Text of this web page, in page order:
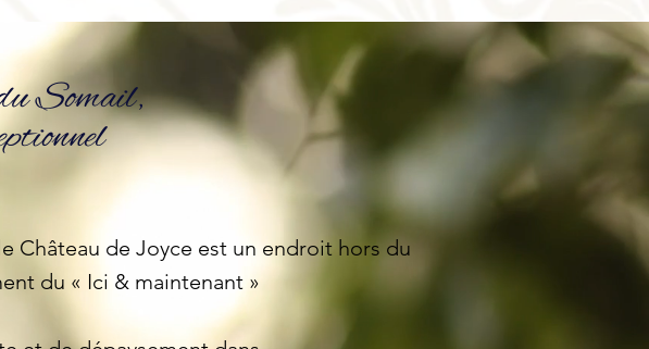
Somail,
Château de Joyce est un endroit hors du
du « Ici & maintenant »